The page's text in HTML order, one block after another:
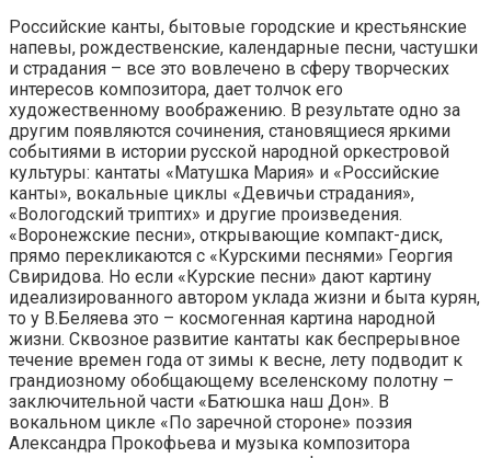
Российские канты, бытовые городские и крестьянские
напевы, рождественские, календарные песни, частушки
и страдания – все это вовлечено в сферу творческих
интересов композитора, дает толчок его
художественному воображению. В результате одно за
другим появляются сочинения, становящиеся яркими
событиями в истории русской народной оркестровой
культуры: кантаты «Матушка Мария» и «Российские
канты», вокальные циклы «Девичьи страдания»,
«Вологодский триптих» и другие произведения.
«Воронежские песни», открывающие компакт-диск,
прямо перекликаются с «Курскими песнями» Георгия
Свиридова. Но если «Курские песни» дают картину
идеализированного автором уклада жизни и быта курян,
то у В.Беляева это – космогенная картина народной
жизни. Сквозное развитие кантаты как беспрерывное
течение времен года от зимы к весне, лету подводит к
грандиозному обобщающему вселенскому полотну –
заключительной части «Батюшка наш Дон». В
вокальном цикле «По заречной стороне» поэзия
Александра Прокофьева и музыка композитора